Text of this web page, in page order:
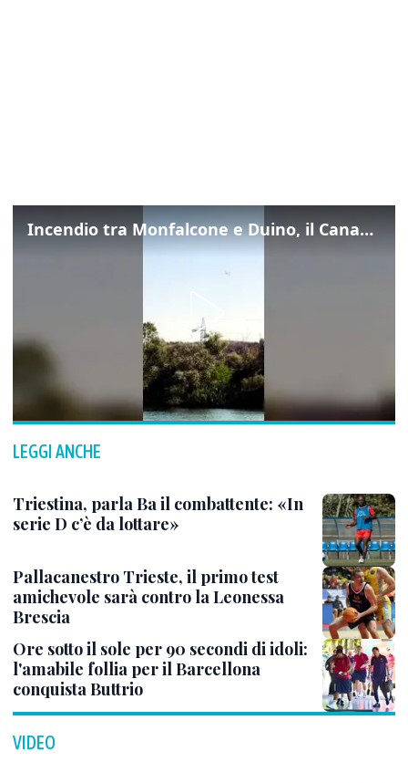
Incendio tra Monfalcone e Duino, il Canadair in azione per fermare le fiamme sul fronte dell’A4
LEGGI ANCHE
Triestina, parla Ba il combattente: «In
serie D c’è da lottare»
Pallacanestro Trieste, il primo test
amichevole sarà contro la Leonessa
Brescia
Ore sotto il sole per 90 secondi di idoli:
l'amabile follia per il Barcellona
conquista Buttrio
VIDEO